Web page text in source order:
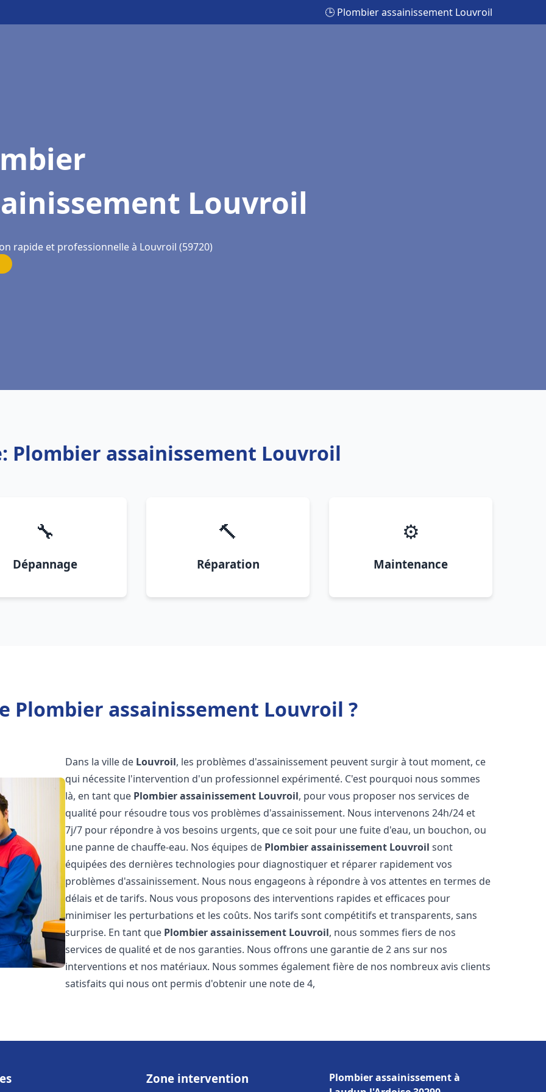
🕒 Plombier assainissement Louvroil
Louvroil
rapide et professionnelle à Louvroil (59720)
Plombier assainissement Louvroil
🔧
Dépannage
🔨
Réparation
⚙️
Maintenance
Plombier assainissement Louvroil ?
Dans la ville de Louvroil, les problèmes d'assainissement peuvent surgir à tout moment, ce
qui nécessite l'intervention d'un professionnel expérimenté. C'est pourquoi nous sommes
là, en tant que Plombier assainissement Louvroil, pour vous proposer nos services de
qualité pour résoudre tous vos problèmes d'assainissement. Nous intervenons 24h/24 et
7j/7 pour répondre à vos besoins urgents, que ce soit pour une fuite d'eau, un bouchon, ou
une panne de chauffe-eau. Nos équipes de Plombier assainissement Louvroil sont
équipées des dernières technologies pour diagnostiquer et réparer rapidement vos
problèmes d'assainissement. Nous nous engageons à répondre à vos attentes en termes de
délais et de tarifs. Nous vous proposons des interventions rapides et efficaces pour
minimiser les perturbations et les coûts. Nos tarifs sont compétitifs et transparents, sans
surprise. En tant que Plombier assainissement Louvroil, nous sommes fiers de nos
services de qualité et de nos garanties. Nous offrons une garantie de 2 ans sur nos
interventions et nos matériaux. Nous sommes également fière de nos nombreux avis clients
satisfaits qui nous ont permis d'obtenir une note de 4,
Zone intervention
Plombier assainissement à